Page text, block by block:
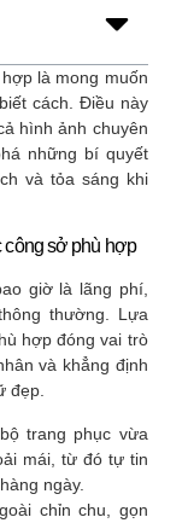
là mong muốn
cách. Điều này
hình ảnh chuyên
những bí quyết
và tỏa sáng khi
công sở phù hợp
giờ là lãng phí,
thường. Lựa
hợp đóng vai trò
và khẳng định
đẹp.
trang phục vừa
mái, từ đó tự tin
ngày.
chỉn chu, gọn